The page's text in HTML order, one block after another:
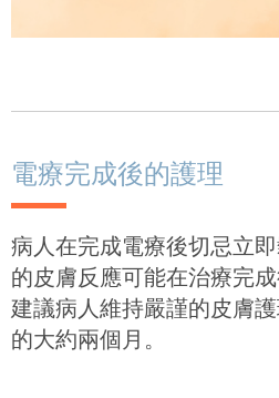
電療完成後的護理
病人在完成電療後切忌立
的皮膚反應可能在治療完成
建議病人維持嚴謹的皮膚
的大約兩個月。